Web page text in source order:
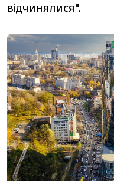
відчинялися".